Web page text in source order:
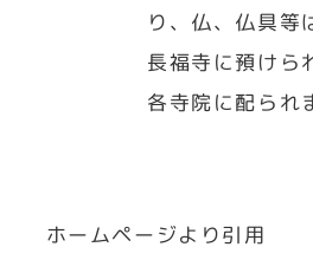
り、仏、仏具等
長福寺に預けら
各寺院に配られ
ホームページより引用